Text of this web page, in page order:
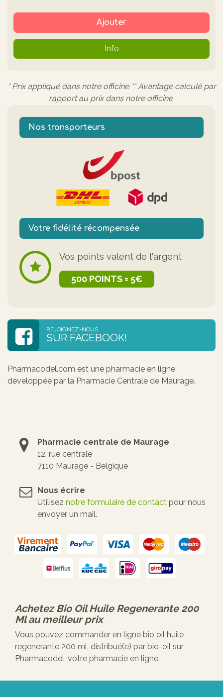
Ajouter
Info
* Prix appliqué dans notre officine ** Avantage calculé par
rapport au prix dans notre officine
Nos transporteurs
Votre fidélité récompensée
Vos points valent de l'argent
500 POINTS = 5€
REJOIGNEZ-NOUS
SUR FACEBOOK!
Pharmacodel.com est une pharmacie en ligne
développée par la Pharmacie Centrale de Maurage.
Pharmacie centrale de Maurage
12, rue centrale
7110 Maurage - Belgique
Nous écrire
Utilisez notre formulaire de contact pour nous
envoyer un mail.
AchetezBio Oil Huile Regenerante 200
Mlau meilleur prix
Vous pouvez commander en ligne bio oil huile
regenerante 200 ml, distribué(e) par bio-oil sur
Pharmacodel, votre pharmacie en ligne.